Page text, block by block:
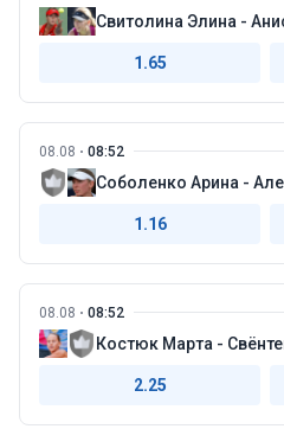
Свитолина Элина -
1.65
08.08 08:52
Соболенко Арина -
1.16
08.08 08:52
Костюк Марта -
2.25